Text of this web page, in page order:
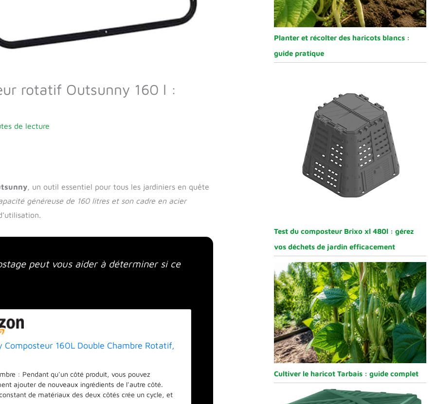
rotatif Outsunny 160 l :
de lecture
, un outil essentiel pour tous les jardiniers en quête
généreuse de 160 litres et son cadre en acier
peut vous aider à déterminer si ce
Composteur 160L Double Chambre Rotatif,
: Pendant qu'un côté produit, vous pouvez
ajouter de nouveaux ingrédients de l'autre côté.
de matériaux des deux côtés crée un cycle, et
Planter et récolter des haricots blancs :
guide pratique
Test du composteur Brixo xl 480l : gérez
vos déchets de jardin efficacement
Cultiver le haricot Tarbais : guide complet